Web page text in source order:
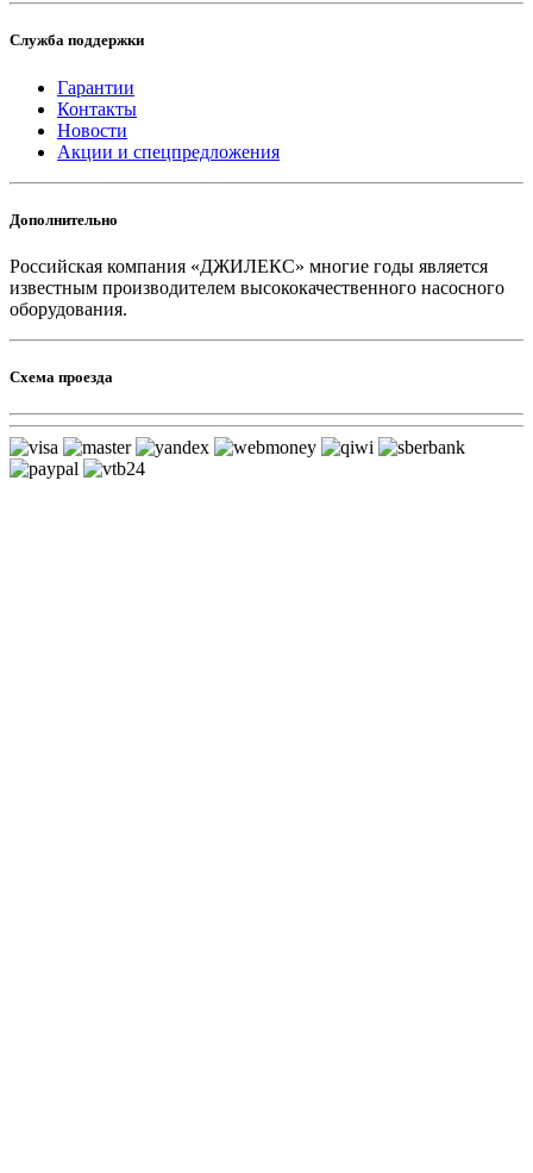
Служба поддержки
Гарантии
Контакты
Новости
Акции и спецпредложения
Дополнительно
Российская компания «ДЖИЛЕКС» многие годы является
известным производителем высококачественного насосного
оборудования.
Схема проезда